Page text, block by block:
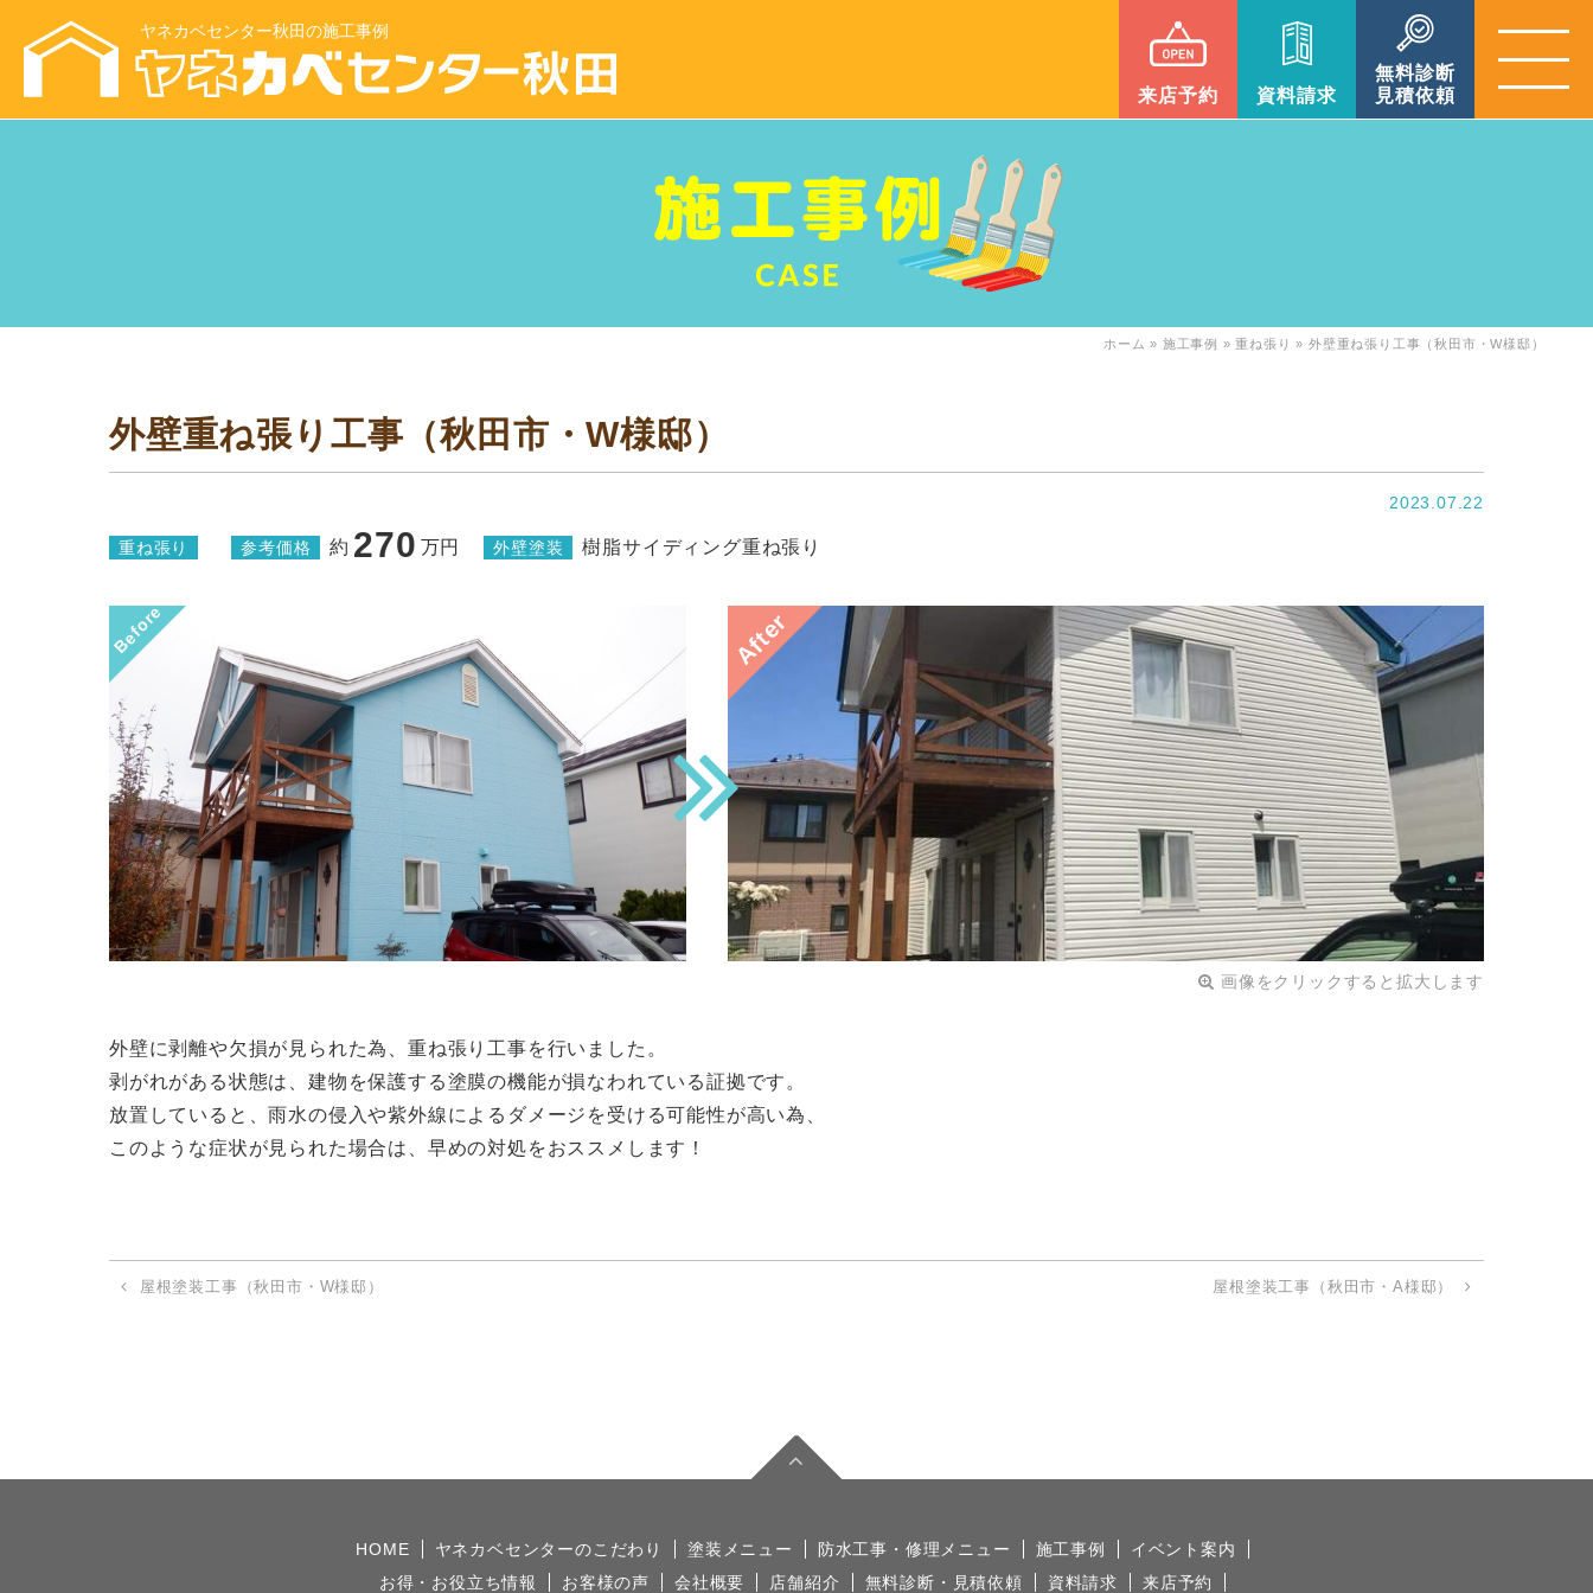
ヤネカベセンター秋田の施工事例
来店予約 資料請求
無料診断
見積依頼
ホーム » 施工事例 »重ね張り »外壁重ね張り工事（秋田市・W様邸）
外壁重ね張り工事（秋田市・W様邸）
2023.07.22
重ね張り 参考価格 約 270 万円 外壁塗装 樹脂サイディング重ね張り
Before After
画像をクリックすると拡大します
外壁に剥離や欠損が見られた為、重ね張り工事を行いました。
剥がれがある状態は、建物を保護する塗膜の機能が損なわれている証拠です。
放置していると、雨水の侵入や紫外線によるダメージを受ける可能性が高い為、
このような症状が見られた場合は、早めの対処をおススメします！
屋根塗装工事（秋田市・W様邸） 屋根塗装工事（秋田市・A様邸）
HOME ヤネカベセンターのこだわり 塗装メニュー 防水工事・修理メニュー 施工事例
イベント案内
お得・お役立ち情報
お客様の声 会社概要 店舗紹介 無料診断・見積依頼 資料請求 来店予約